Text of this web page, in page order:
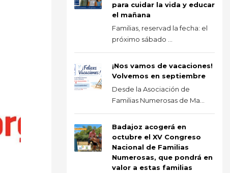
para cuidar la vida y educar
el mañana
Familias, reservad la fecha: el
próximo sábado ...
¡Nos vamos de vacaciones!
Volvemos en septiembre
Desde la Asociación de
Familias Numerosas de Ma...
Badajoz acogerá en
octubre el XV Congreso
Nacional de Familias
Numerosas, que pondrá en
valor a estas familias